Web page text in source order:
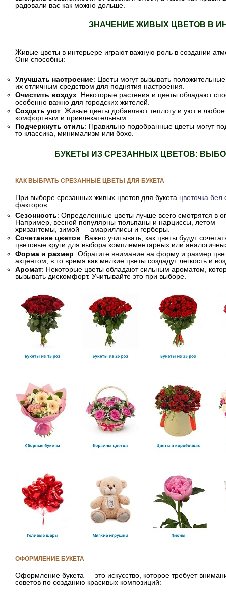
радовали вас как можно дольше.
ЗНАЧЕНИЕ ЖИВЫХ ЦВЕТОВ В
Живые цветы в интерьере играют важную роль в создании
Они способны:
Улучшать настроение: Цветы могут вызывать
их отличным средством для поднятия настроения.
Очистить воздух: Некоторые растения и цветы обладают
особенно важно для городских жителей.
Создать уют: Живые цветы добавляют теплоту и уют в
комфортным и привлекательным.
Подчеркнуть стиль: Правильно подобранные цветы могут
то классика, минимализм или бохо.
БУКЕТЫ ИЗ СРЕЗАННЫХ ЦВЕТОВ:
КАК ВЫБРАТЬ СРЕЗАННЫЕ ЦВЕТЫ ДЛЯ БУКЕТА
При выборе срезанных живых цветов для букета цветочка.бел
факторов:
Сезонность: Определенные цветы лучше всего смотрятся в
Например, весной популярны тюльпаны и нарциссы, летом
хризантемы, зимой — амариллисы и герберы.
Сочетание цветов: Важно учитывать, как цветы будут
цветовые круги для выбора комплементарных или
Форма и размер: Обратите внимание на форму и размер
акцентом, в то время как мелкие цветы создадут легкость и
Аромат: Некоторые цветы обладают сильным ароматом,
вызывать дискомфорт. Учитывайте это при выборе.
ОФОРМЛЕНИЕ БУКЕТА
Оформление букета — это искусство, которое требует
советов по созданию красивых композиций: